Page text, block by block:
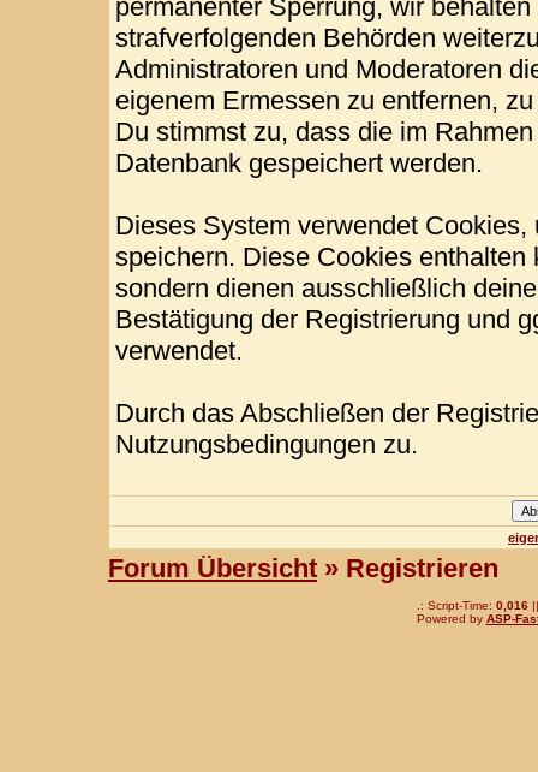
permanenter Sperrung, wir
strafverfolgenden Behörden
Administratoren und Moderatoren
eigenem Ermessen zu entfernen,
Du stimmst zu, dass die im
Datenbank gespeichert werden.
Dieses System verwendet
speichern. Diese Cookies
sondern dienen ausschließlich
Bestätigung der Registrierung und
verwendet.
Durch das Abschließen der
Nutzungsbedingungen zu.
Forum Übersicht » Registrieren
.: Script-Time: 0,016||
Powered by ASP-